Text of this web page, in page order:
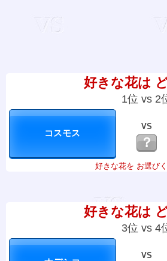
好きな花は
1位 vs 2
VS
？
好きな花を お選びく
好きな花は
3位 vs 4
VS